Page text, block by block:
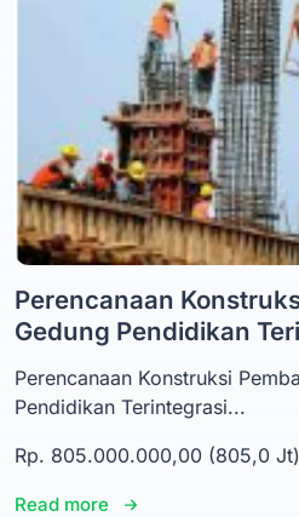
Perencanaan
Gedung Pendidikan
Perencanaan Konstruksi
Pendidikan Terintegrasi...
Rp. 805.000.000,00 (805,0 Jt)
Read more